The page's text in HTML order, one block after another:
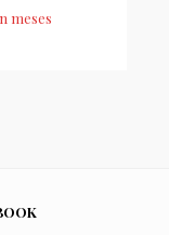
meses